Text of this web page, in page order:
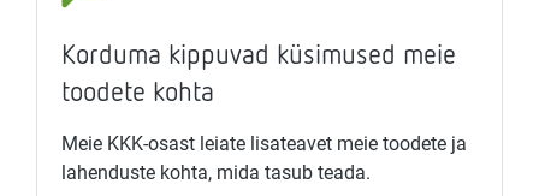
Korduma kippuvad küsimused meie
toodete kohta
Meie KKK-osast leiate lisateavet meie toodete ja
lahenduste kohta, mida tasub teada.